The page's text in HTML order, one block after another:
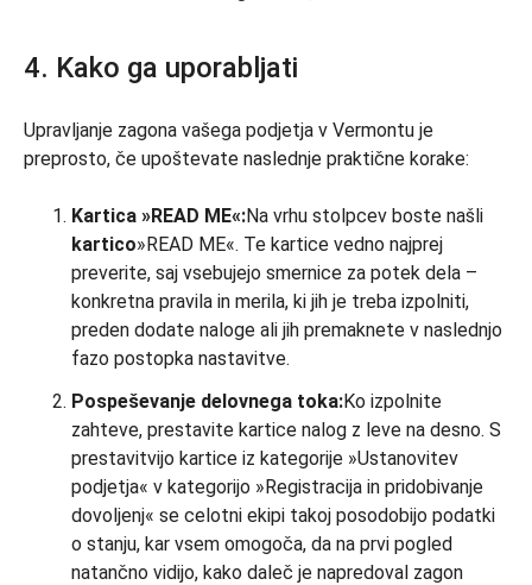
4. Kako ga uporabljati
Upravljanje zagona vašega podjetja v Vermontu je
preprosto, če upoštevate naslednje praktične korake:
Kartica »READ ME«:Na vrhu stolpcev boste našli
kartico»READ ME«. Te kartice vedno najprej
preverite, saj vsebujejo smernice za potek dela –
konkretna pravila in merila, ki jih je treba izpolniti,
preden dodate naloge ali jih premaknete v naslednjo
fazo postopka nastavitve.
Pospeševanje delovnega toka:Ko izpolnite
zahteve, prestavite kartice nalog z leve na desno. S
prestavitvijo kartice iz kategorije »Ustanovitev
podjetja« v kategorijo »Registracija in pridobivanje
dovoljenj« se celotni ekipi takoj posodobijo podatki
o stanju, kar vsem omogoča, da na prvi pogled
natančno vidijo, kako daleč je napredoval zagon